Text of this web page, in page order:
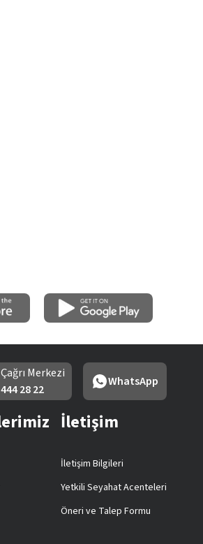
Çağrı Merkezi
444 28 22
WhatsApp
İletişim
İletişim Bilgileri
Yetkili Seyahat Acenteleri
Öneri ve Talep Formu